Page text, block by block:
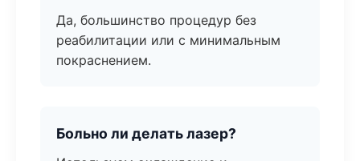
Да, большинство процедур без
реабилитации или с минимальным
покраснением.
Больно ли делать лазер?